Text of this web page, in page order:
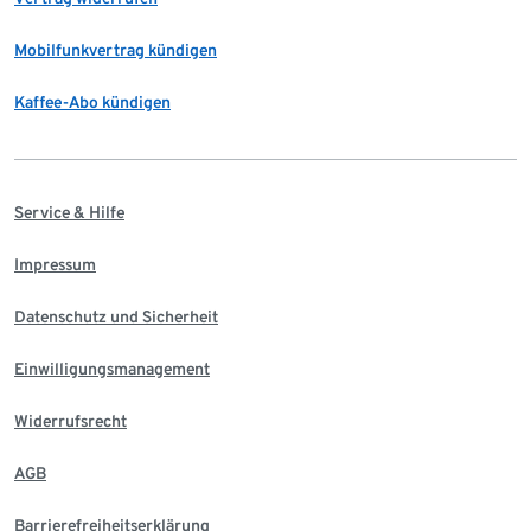
Mobilfunkvertrag kündigen
Kaffee-Abo kündigen
Service & Hilfe
Impressum
Datenschutz und Sicherheit
Einwilligungsmanagement
Widerrufsrecht
AGB
Barrierefreiheitserklärung